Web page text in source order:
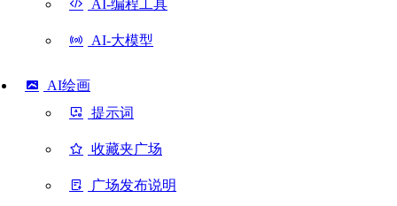
AI-编程工具
AI-大模型
AI绘画
提示词
收藏夹广场
广场发布说明